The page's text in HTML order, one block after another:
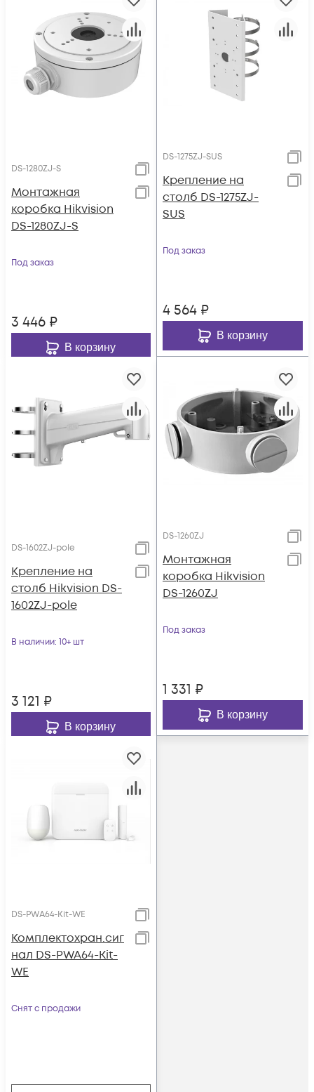
DS-1280ZJ-S
Монтажная
коробка Hikvision
DS-1280ZJ-S
Под заказ
3 446 ₽
В корзину
DS-1275ZJ-SUS
Крепление на
столб DS-1275ZJ-
SUS
Под заказ
4 564 ₽
В корзину
DS-1602ZJ-pole
Крепление на
столб Hikvision DS-
1602ZJ-pole
В наличии: 10+ шт
3 121 ₽
В корзину
DS-1260ZJ
Монтажная
коробка Hikvision
DS-1260ZJ
Под заказ
1 331 ₽
В корзину
DS-PWA64-Kit-WE
Комплектохран.сиг
нал DS-PWA64-Kit-
WE
Снят с продажи